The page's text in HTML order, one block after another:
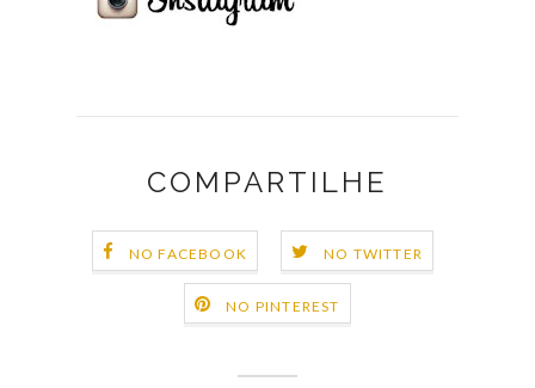
COMPARTILHE
NO FACEBOOK NO TWITTER
NO PINTEREST